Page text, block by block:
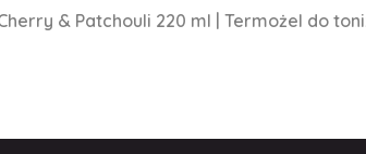
& Patchouli 220 ml | Termożel do